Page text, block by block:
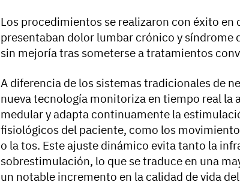
Los procedimientos se realizaron con éxito en
presentaban dolor lumbar crónico y síndrome
sin mejoría tras someterse a tratamientos
A diferencia de los sistemas tradicionales de
nueva tecnología monitoriza en tiempo real la
medular y adapta continuamente la
fisiológicos del paciente, como los
o la tos. Este ajuste dinámico evita tanto la
sobrestimulación, lo que se traduce en una
un notable incremento en la calidad de vida